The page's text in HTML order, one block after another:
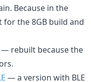
Because in the
for the 8GB build and
— rebuilt because the
— a version with BLE